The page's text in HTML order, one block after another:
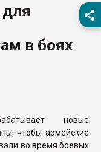
вакуумного
Продам отходы
поликарбоната и АБС-
Armaloy PC/ABS-1IM
в боях
новые
чтобы армейские
во время боевых